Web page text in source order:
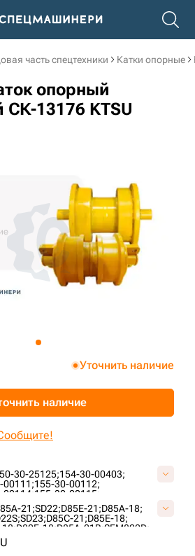
часть спецтехники Катки опорные
опорный
13176 KTSU
30-25125;154-30-00403;
00111;155-30-00112;
00114;155-30-00115;
00117; 155-30-00118;
00118-SS;155-30-00250;
00341;2-2290;B40850A0M00;
21;SD22;D85E-21;D85A-18;
SD23;D85C-21;D85E-18;
18;D80F-18;D85A-21B;SEM822D;
Уточнить наличие
наличие